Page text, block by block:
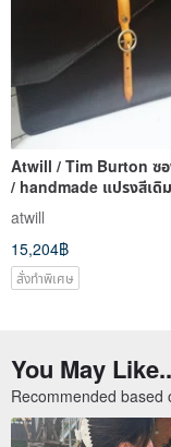
Atwill / Tim Burton ซอ
/ handmade แปรงสีเดิ
cow clutch / magic ส
atwill
15,204฿
สั่งทำพิเศษ
You May
Recommended based